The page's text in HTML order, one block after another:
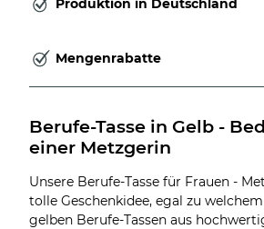
Produktion in Deutschland
Mengenrabatte
Berufe-Tasse in Gelb -
einer Metzgerin
Unsere Berufe-Tasse für Frauen -
tolle Geschenkidee, egal zu
gelben Berufe-Tassen aus